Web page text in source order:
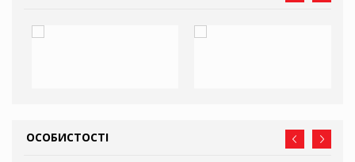
ОСОБИСТОСТІ